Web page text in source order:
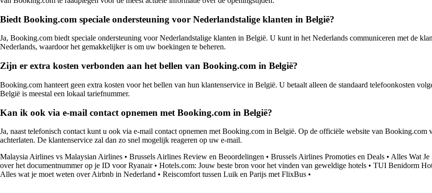
Biedt Booking.com speciale ondersteuning voor Nederlandstalige klanten in België?
Ja, Booking.com biedt speciale ondersteuning voor Nederlandstalige klanten in België. U kunt in het Nederlands communiceren met de
Nederlands, waardoor het gemakkelijker is om uw boekingen te beheren.
Zijn er extra kosten verbonden aan het bellen van Booking.com in België?
Booking.com hanteert geen extra kosten voor het bellen van hun klantenservice in België. U betaalt alleen de standaard telefoonkosten
België is meestal een lokaal tariefnummer.
Kan ik ook via e-mail contact opnemen met Booking.com in België?
Ja, naast telefonisch contact kunt u ook via e-mail contact opnemen met Booking.com in België. Op de officiële website van
achterlaten. De klantenservice zal dan zo snel mogelijk reageren op uw e-mail.
Malaysia Airlines vs Malaysian Airlines • Brussels Airlines Review en Beoordelingen • Brussels Airlines Promoties en Deals • Alles Wat
over het documentnummer op je ID voor Ryanair• Hotels.com: Jouw beste bron voor het vinden van geweldige hotels • TUI Benidorm
Alles wat je moet weten over Airbnb in Nederland • Reiscomfort tussen Luik en Parijs met FlixBus •